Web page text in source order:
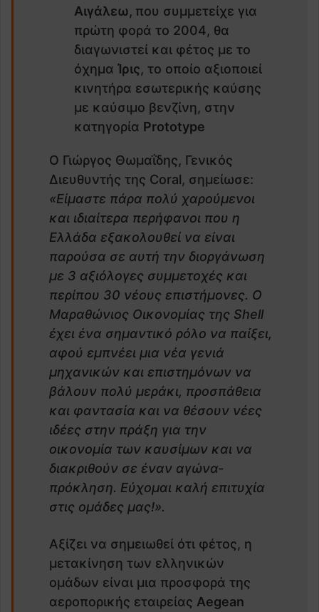
Αιγάλεω, που συμμετείχε για
πρώτη φορά το 2004, θα
διαγωνιστεί και φέτος με το
όχημα Ίρις, το οποίο αξιοποιεί
κινητήρα εσωτερικής καύσης
με καύσιμο βενζίνη, στην
κατηγορία Prototype
O Γιώργος Θωμαΐδης, Γενικός
Διευθυντής της Coral, σημείωσε:
«Είμαστε πάρα πολύ χαρούμενοι
και ιδιαίτερα περήφανοι που η
Ελλάδα εξακολουθεί να είναι
παρούσα σε αυτή την διοργάνωση
με 3 αξιόλογες συμμετοχές και
περίπου 30 νέους επιστήμονες. Ο
Μαραθώνιος Οικονομίας της Shell
έχει ένα σημαντικό ρόλο να παίξει,
αφού εμπνέει μια νέα γενιά
μηχανικών και επιστημόνων να
βάλουν πολύ μεράκι, προσπάθεια
και φαντασία και να θέσουν νέες
ιδέες στην πράξη για την
οικονομία των καυσίμων και να
διακριθούν σε έναν αγώνα-
πρόκληση. Εύχομαι καλή επιτυχία
στις ομάδες μας!».
Αξίζει να σημειωθεί ότι φέτος, η
μετακίνηση των ελληνικών
ομάδων είναι μια προσφορά της
αεροπορικής εταιρείας Aegean